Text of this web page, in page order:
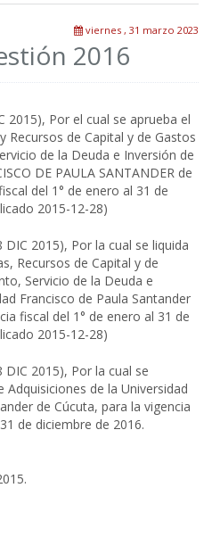
viernes , 31 marzo 2023
2016
2015), Por el cual se aprueba el
Recursos de Capital y de Gastos
de la Deuda e Inversión de
DE PAULA SANTANDER de
del 1° de enero al 31 de
2015-12-28)
2015), Por la cual se liquida
Recursos de Capital y de
Servicio de la Deuda e
Francisco de Paula Santander
fiscal del 1° de enero al 31 de
2015-12-28)
DIC 2015), Por la cual se
Adquisiciones de la Universidad
de Cúcuta, para la vigencia
de diciembre de 2016.